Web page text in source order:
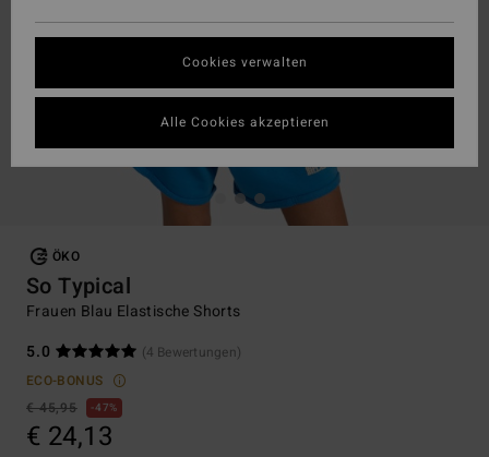
ÖKO
So Typical
Frauen Blau Elastische Shorts
5.0
(4 Bewertungen)
ECO-BONUS
€ 45,95
47%
€ 24,13
Cookies verwalten
Alle Cookies akzeptieren